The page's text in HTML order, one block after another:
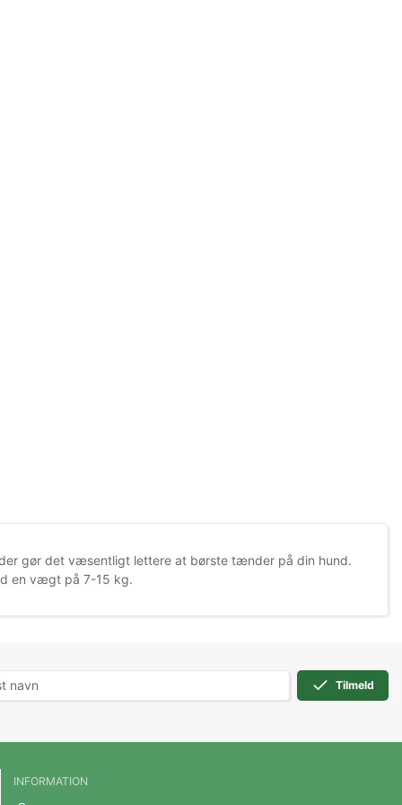
gør det væsentligt lettere at børste tænder på din hund.
en vægt på 7-15 kg.
Tilmeld
INFORMATION